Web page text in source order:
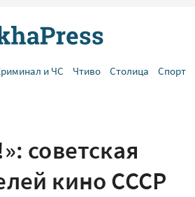
и ЧС Чтиво Столица Спорт
советская
кино СССР